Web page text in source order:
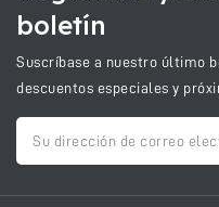
boletín
Suscríbase a nuestro último
descuentos especiales y